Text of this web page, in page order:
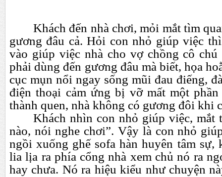
Khách đến nhà chơi, mỏi mắt tìm
gương đâu cả. Hỏi con nhỏ giúp việc
vào giúp việc nhà cho vợ chồng cô
phải dùng đến gương đâu mà biết, họa
cục mụn nổi ngay sống mũi đau điếng,
điện thoại cảm ứng bị vỡ mất một
thành quen, nhà không có gương đôi khi
Khách nhìn con nhỏ giúp việc, mắt
nào, nói nghe chơi”. Vậy là con nhỏ
ngồi xuống ghế sofa hàn huyên tâm sự,
lia lịa ra phía cổng nhà xem chủ nó ra
hay chưa. Nó ra hiệu kiểu như chuyện